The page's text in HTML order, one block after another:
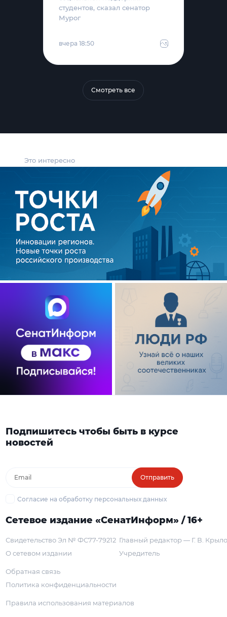
Это интересно
студентов, сказал сенатор
Мурог
вчера 18:50
Смотреть все
Подпишитесь чтобы быть в курсе
новостей
Отправить
Согласие на обработку персональных данных
Сетевое издание «СенатИнформ» / 16+
Свидетельство Эл № ФС77-79212
О сетевом издании
Главный редактор — Г. В.
Учредитель
Обратная связь
Политика конфиденциальности
Правила использования материалов